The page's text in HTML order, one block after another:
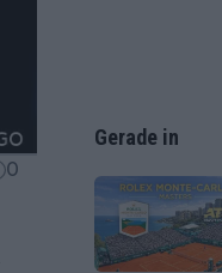
0
Gerade in